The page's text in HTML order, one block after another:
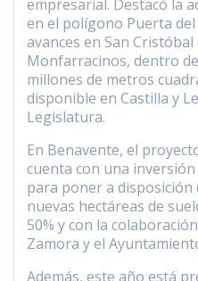
empresarial. Destacó la
en el polígono Puerta
avances en San
Monfarracinos, dentro
millones de metros
disponible en Castilla y
Legislatura.
En Benavente, el
cuenta con una
para poner a disposición
nuevas hectáreas de
50% y con la
Zamora y el
Además, este año está